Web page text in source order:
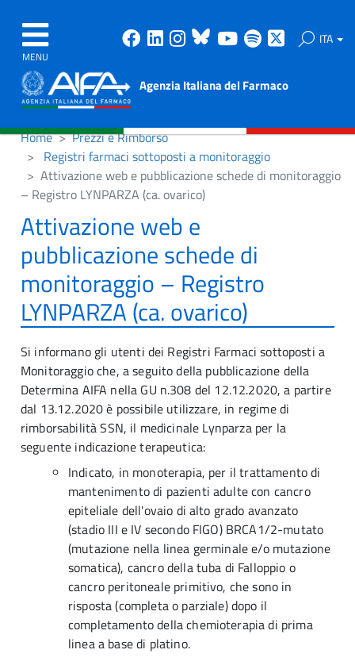
MENU
Facebook
Linkedin
Instagram
Bluesky
Youtube
Spotify ITA
Agenzia Italiana del Farmaco
Home
Prezzi e Rimborso
Registri farmaci sottoposti a monitoraggio
Attivazione web e pubblicazione schede di monitoraggio
– Registro LYNPARZA (ca. ovarico)
Attivazione web e
pubblicazione schede di
monitoraggio – Registro
LYNPARZA (ca. ovarico)
Si informano gli utenti dei Registri Farmaci sottoposti a
Monitoraggio che, a seguito della pubblicazione della
Determina AIFA nella GU n.308 del 12.12.2020, a partire
dal 13.12.2020 è possibile utilizzare, in regime di
rimborsabilità SSN, il medicinale Lynparza per la
seguente indicazione terapeutica:
Indicato, in monoterapia, per il trattamento di
mantenimento di pazienti adulte con cancro
epiteliale dell'ovaio di alto grado avanzato
(stadio III e IV secondo FIGO) BRCA1/2-mutato
(mutazione nella linea germinale e/o mutazione
somatica), cancro della tuba di Falloppio o
cancro peritoneale primitivo, che sono in
risposta (completa o parziale) dopo il
completamento della chemioterapia di prima
linea a base di platino.